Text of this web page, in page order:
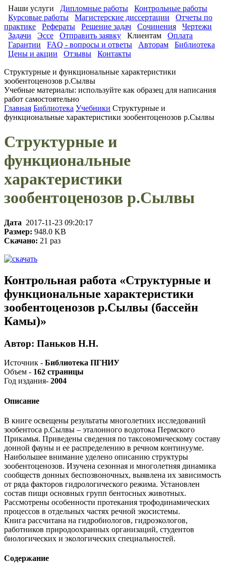
Наши услуги Дипломные работы
Контрольные работы
Курсовые работы
Магистерские диссертации
Отчеты по
практике
Рефераты Решение задач Сочинения
Чертежи
Задачи
Эссе Отправить заявку Клиентам
Оплата
Гарантии
FAQ - вопросы и ответы Авторам
Библиотека
Цены и акции
Отзывы Контакты
Структурные и функциональные характеристики
зообентоценозов р.Сылвы
Учебные материалы: используйте как образец для написания
работ самостоятельно
Главная Библиотека Учебники Структурные и
функциональные характеристики зообентоценозов р.Сылвы
Структурные и
функциональные
характеристики
зообентоценозов р.Сылвы
Дата 2017-11-23 09:20:17
Размер: 948.0 KB
Скачано: 21 раз
Контрольная работа «Структурные и
функциональные характеристики
зообентоценозов р.Сылвы (бассейн
Камы)»
Автор: Паньков Н.Н.
Источник - Библиотека ПГНИУ
Объем - 162 страницы
Год издания- 2004
Описание
В книге освещены результаты многолетних исследований
зообентоса р.Сылвы – эталонного водотока Пермского
Прикамья. Приведены сведения по таксономическому составу
донной фауны и ее распределению в речном континууме.
Наибольшее внимание уделено описанию структуры
зообентоценозов. Изучена сезонная и многолетняя динамика
сообществ донных беспозвоночных, выявлена их зависимость
от ряда факторов гидрологического режима. Установлен
состав пищи основных групп бентосных животных.
Рассмотрены особенности протекания трофодинамических
процессов в отдельных частях речной экосистемы.
Книга рассчитана на гидробиологов, гидроэкологов,
работников природоохранных организаций, студентов
биологических и экологических специальностей.
Содержание